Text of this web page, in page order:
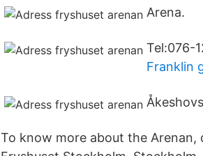
Arena.
Tel:076-
Franklin
To know more about the